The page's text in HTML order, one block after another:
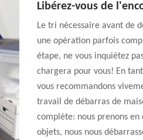
Libérez-vous de
Le tri nécessaire avant de
une opération parfois
étape, ne vous inquiétez
chargera pour vous! En
vous recommandons
travail de débarras de
complète: nous prenons
objets, nous nous